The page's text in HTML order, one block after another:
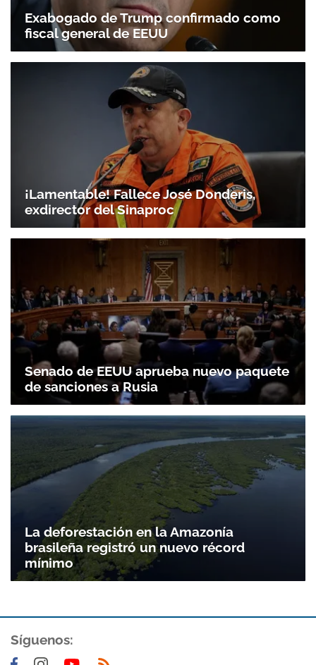
Gracias por suscribirte a nuestro boletín.
ACEPTAR
Exabogado de Trump confirmado como
fiscal general de EEUU
¡Lamentable! Fallece José Donderis,
exdirector del Sinaproc
Senado de EEUU aprueba nuevo paquete
de sanciones a Rusia
La deforestación en la Amazonía
brasileña registró un nuevo récord
mínimo
Síguenos: